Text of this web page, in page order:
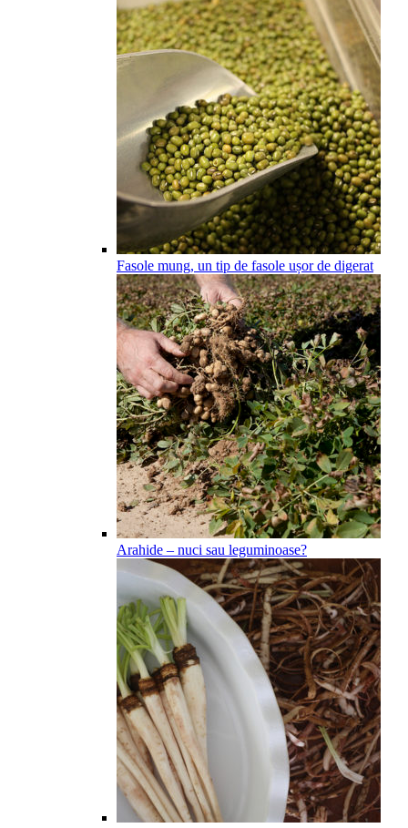
Fasole mung, un tip de fasole ușor de digerat
Arahide – nuci sau leguminoase?